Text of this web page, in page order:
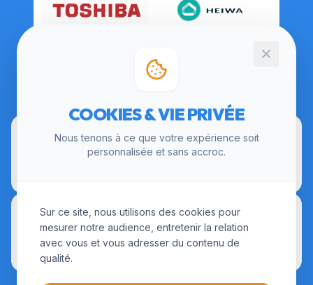
COOKIES & VIE PRIVÉE
Nous tenons à ce que votre expérience soit
personnalisée et sans accroc.
Sur ce site, nous utilisons des cookies pour
mesurer notre audience, entretenir la relation
avec vous et vous adresser du contenu de
qualité.